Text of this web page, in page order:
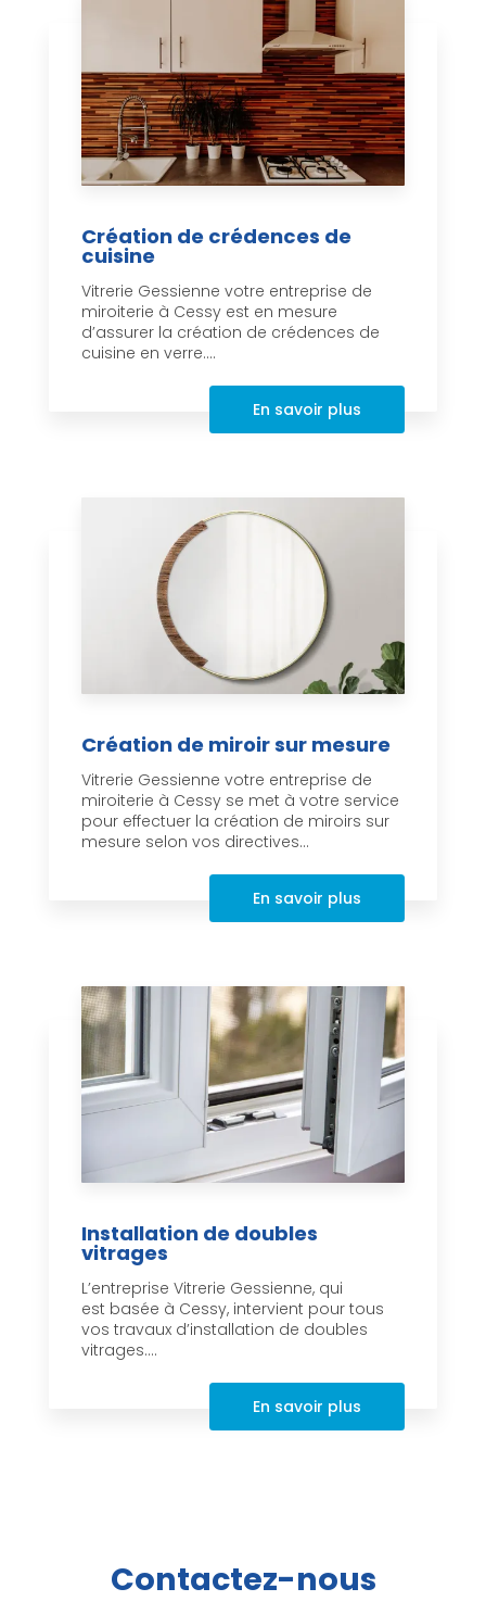
Création de crédences de
cuisine
Vitrerie Gessienne votre entreprise de
miroiterie à Cessy est en mesure
d’assurer la création de crédences de
cuisine en verre....
En savoir plus
Création de miroir sur mesure
Vitrerie Gessienne votre entreprise de
miroiterie à Cessy se met à votre service
pour effectuer la création de miroirs sur
mesure selon vos directives...
En savoir plus
Installation de doubles
vitrages
L’entreprise Vitrerie Gessienne, qui
est basée à Cessy, intervient pour tous
vos travaux d’installation de doubles
vitrages....
En savoir plus
Contactez-nous